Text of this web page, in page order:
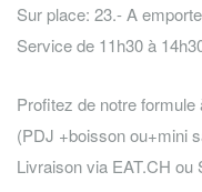
Sur place: 23.- A
Service de 11h30 à
Profitez de notre
(PDJ +boisson ou+mini
Livraison via EAT.CH